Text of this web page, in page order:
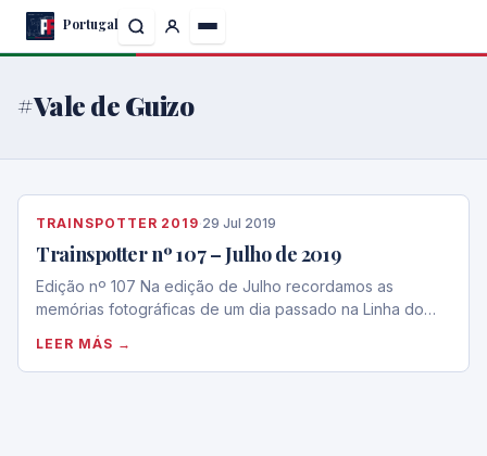
Skip
content
Portugal
#Vale de Guizo
TRAINSPOTTER 2019·29 Jul 2019
Trainspotter nº 107 – Julho de 2019
Edição nº 107 Na edição de Julho recordamos as
memórias fotográficas de um dia passado na Linha do…
LEER MÁS →